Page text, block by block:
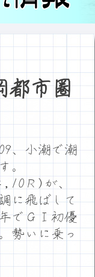
都市圏
、小潮で潮
。
Ｒ)が、
に飛ばして
でＧⅠ初優
勢いに乗っ